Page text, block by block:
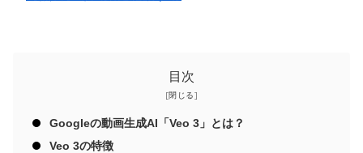
目次
Googleの動画生成AI「Veo 3」とは？
Veo 3の特徴